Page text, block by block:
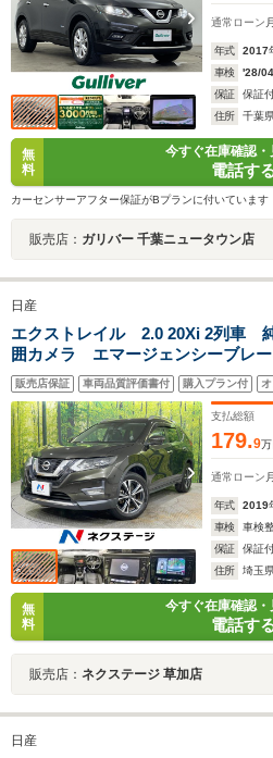
通常ローン
年式 2017
車検
'28/04
保証
保証
住所
千葉
無
料
今すぐ在庫確認・
電話す
カーセンサーアフター保証がBプランに付いています
販売店： ガリバー 千葉ニュータウン店
日産
エクストレイル 2.0 20Xi 2列車
囲カメラ エマージェンシーブレ
ト 禁煙車 電動リアゲート ルー
インナーミラー コーナーセン
ETC 純正18インチAW
販売店保証 車両品質評価書付 購入プラン付
支払総額
179.9万
通常ローン
年式 2019
車検
車検
保証
保証
住所
埼玉
無
料
今すぐ在庫確認・
電話す
販売店： ネクステージ 草加店
日産